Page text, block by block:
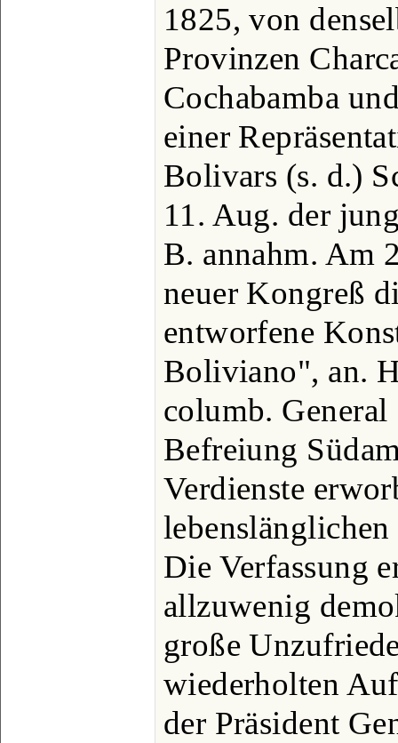
1825, von
Provinzen
Cochabamba
einer
Bolivars (s. d.)
11. Aug. der
B. annahm. Am
neuer Kongreß
entworfene
Boliviano", an.
columb.
Befreiung
Verdienste
Die Verfassung
allzuwenig
große
wiederholten
der Präsident